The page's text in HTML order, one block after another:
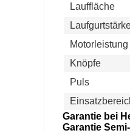
Lauffläche
Motorleistung
Knöpfe
Puls
Garantie bei
Garantie